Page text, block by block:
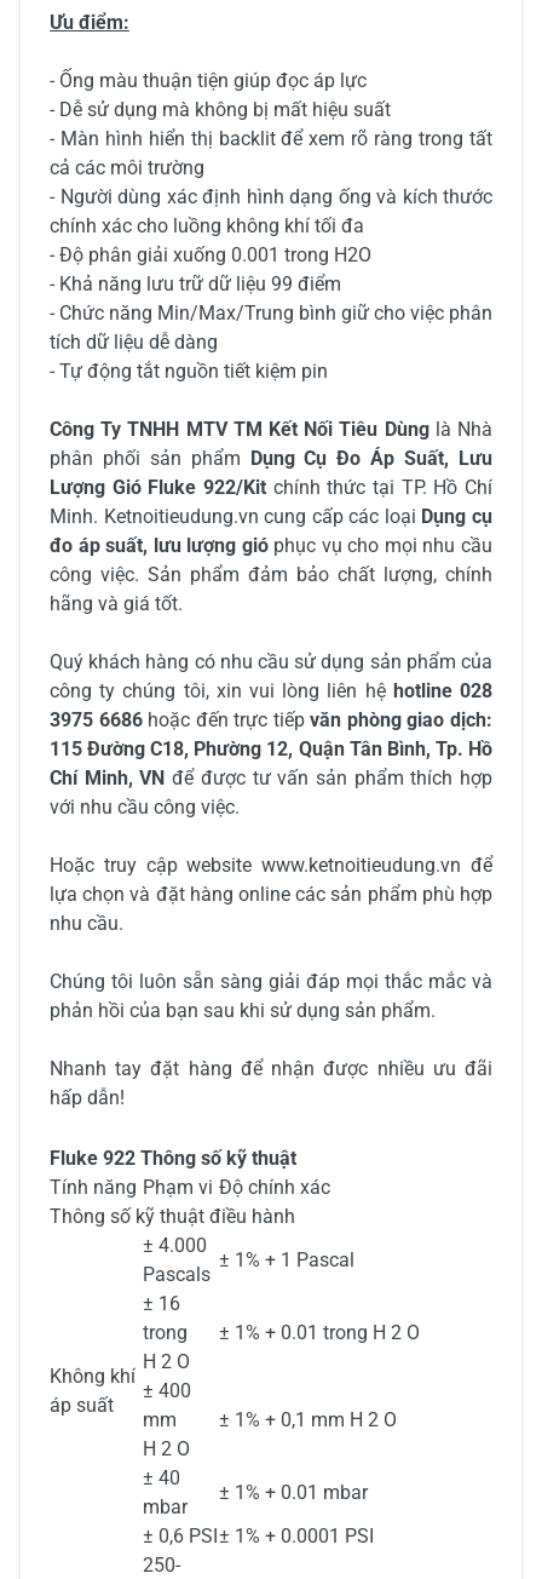
Ưu điểm:
- Ống màu thuận tiện giúp đọc áp lực
- Dễ sử dụng mà không bị mất hiệu suất
- Màn hình hiển thị backlit để xem rõ ràng trong tất
cả các môi trường
- Người dùng xác định hình dạng ống và kích thước
chính xác cho luồng không khí tối đa
- Độ phân giải xuống 0.001 trong H2O
- Khả năng lưu trữ dữ liệu 99 điểm
- Chức năng Min/Max/Trung bình giữ cho việc phân
tích dữ liệu dễ dàng
- Tự động tắt nguồn tiết kiệm pin
Công Ty TNHH MTV TM Kết Nối Tiêu Dùnglà Nhà
phân phối sản phẩm Dụng Cụ Đo Áp Suất, Lưu
Lượng Gió Fluke 922/Kit chính thức tại TP. Hồ Chí
Minh. Ketnoitieudung.vn cung cấp các loại Dụng cụ
đo áp suất, lưu lượng gióphục vụ cho mọi nhu cầu
công việc. Sản phẩm đảm bảo chất lượng, chính
hãng và giá tốt.
Quý khách hàng có nhu cầu sử dụng sản phẩm của
công ty chúng tôi, xin vui lòng liên hệ hotline 028
3975 6686 hoặc đến trực tiếpvăn phòng giao dịch:
115 Đường C18, Phường 12, Quận Tân Bình, Tp. Hồ
Chí Minh, VN để được tư vấn sản phẩm thích hợp
với nhu cầu công việc.
Hoặc truy cập website www.ketnoitieudung.vn để
lựa chọn và đặt hàng online các sản phẩm phù hợp
nhu cầu.
Chúng tôi luôn sẵn sàng giải đáp mọi thắc mắc và
phản hồi của bạn sau khi sử dụng sản phẩm.
Nhanh tay đặt hàng để nhận được nhiều ưu đãi
hấp dẫn!
Fluke 922 Thông số kỹ thuật
Tính năng Phạm vi Độ chính xác
Thông số kỹ thuật điều hành
Không khí
áp suất
± 4.000
Pascals
± 1% + 1 Pascal
± 16
trong
H 2 O
± 1% + 0.01 trong H 2 O
± 400
mm
H 2 O
± 1% + 0,1 mm H 2 O
± 40
mbar
± 1% + 0.01 mbar
± 0,6 PSI± 1% + 0.0001 PSI
250-